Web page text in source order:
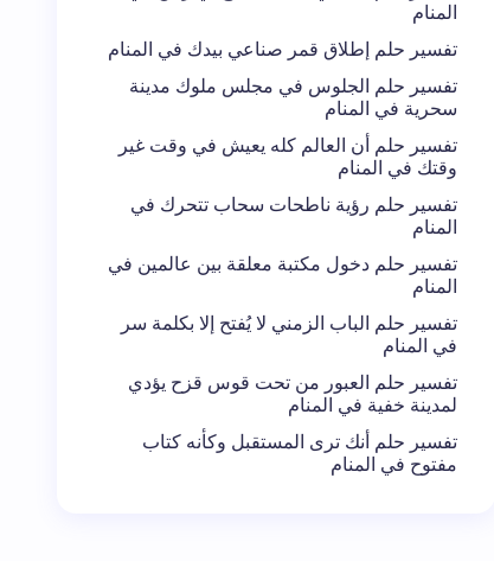
المنام
تفسير حلم إطلاق قمر صناعي بيدك في المنام
تفسير حلم الجلوس في مجلس ملوك مدينة
سحرية في المنام
تفسير حلم أن العالم كله يعيش في وقت غير
وقتك في المنام
تفسير حلم رؤية ناطحات سحاب تتحرك في
المنام
تفسير حلم دخول مكتبة معلقة بين عالمين في
المنام
تفسير حلم الباب الزمني لا يُفتح إلا بكلمة سر
في المنام
تفسير حلم العبور من تحت قوس قزح يؤدي
لمدينة خفية في المنام
تفسير حلم أنك ترى المستقبل وكأنه كتاب
مفتوح في المنام